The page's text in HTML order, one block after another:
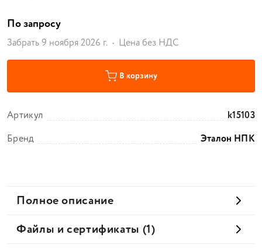
По запросу
Забрать 9 ноября 2026 г. Цена без НДС
В корзину
Артикул
k15103
Бренд
Эталон НПК
Полное описание
Файлы и сертификаты (1)